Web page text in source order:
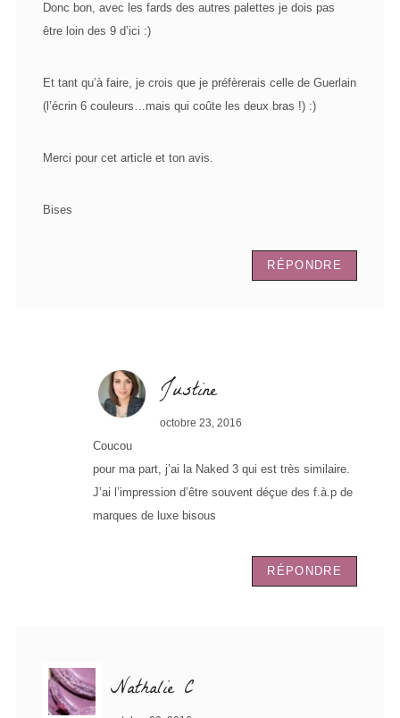
Donc bon, avec les fards des autres palettes je dois pas
être loin des 9 d’ici :)
Et tant qu’à faire, je crois que je préfèrerais celle de Guerlain
(l’écrin 6 couleurs…mais qui coûte les deux bras !) :)
Merci pour cet article et ton avis.
Bises
RÉPONDRE
Justine
octobre 23, 2016
Coucou
pour ma part, j’ai la Naked 3 qui est très similaire.
J’ai l’impression d’être souvent déçue des f.à.p de
marques de luxe bisous
RÉPONDRE
Nathalie C